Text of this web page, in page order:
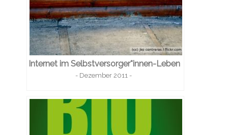
Internet im Selbstversorger*innen-Leben
- Dezember 2011 -